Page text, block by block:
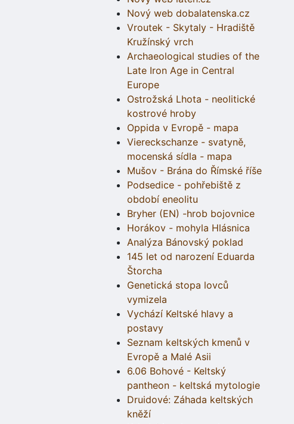
Nový web dobalatenska.cz
Vroutek - Skytaly - Hradiště
Kružínský vrch
Archaeological studies of the
Late Iron Age in Central
Europe
Ostrožská Lhota - neolitické
kostrové hroby
Oppida v Evropě - mapa
Viereckschanze - svatyně,
mocenská sídla - mapa
Mušov - Brána do Římské říše
Podsedice - pohřebiště z
období eneolitu
Bryher (EN) -hrob bojovnice
Horákov - mohyla Hlásnica
Analýza Bánovský poklad
145 let od narození Eduarda
Štorcha
Genetická stopa lovců
vymizela
Vychází Keltské hlavy a
postavy
Seznam keltských kmenů v
Evropě a Malé Asii
6.06 Bohové - Keltský
pantheon - keltská mytologie
Druidové: Záhada keltských
kněží